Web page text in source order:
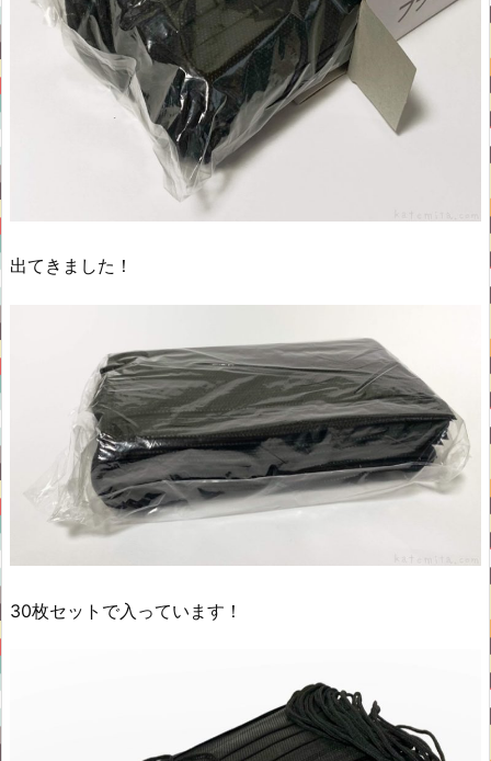
出てきました！
30枚セットで入っています！